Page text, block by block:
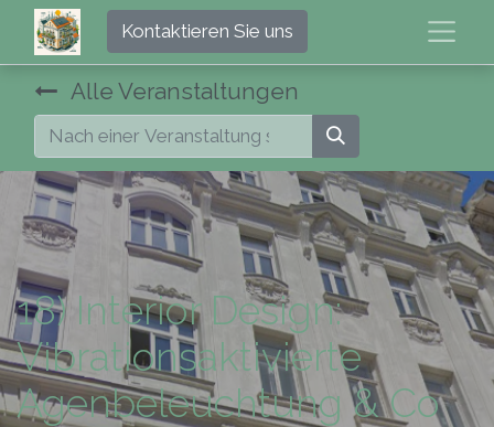
Kontaktieren Sie uns
Alle Veranstaltungen
18) Interior Design:
Vibrationsaktivierte
Agenbeleuchtung & Co